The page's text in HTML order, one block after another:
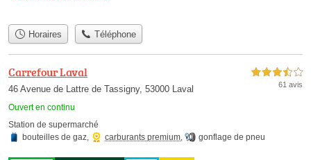
Horaires Téléphone
Carrefour Laval
46 Avenue de Lattre de Tassigny, 53000 Laval
Ouvert en continu
3,5 étoiles sur 5
61 avis
Station de supermarché
bouteilles de gaz, carburants premium, gonflage de pneu